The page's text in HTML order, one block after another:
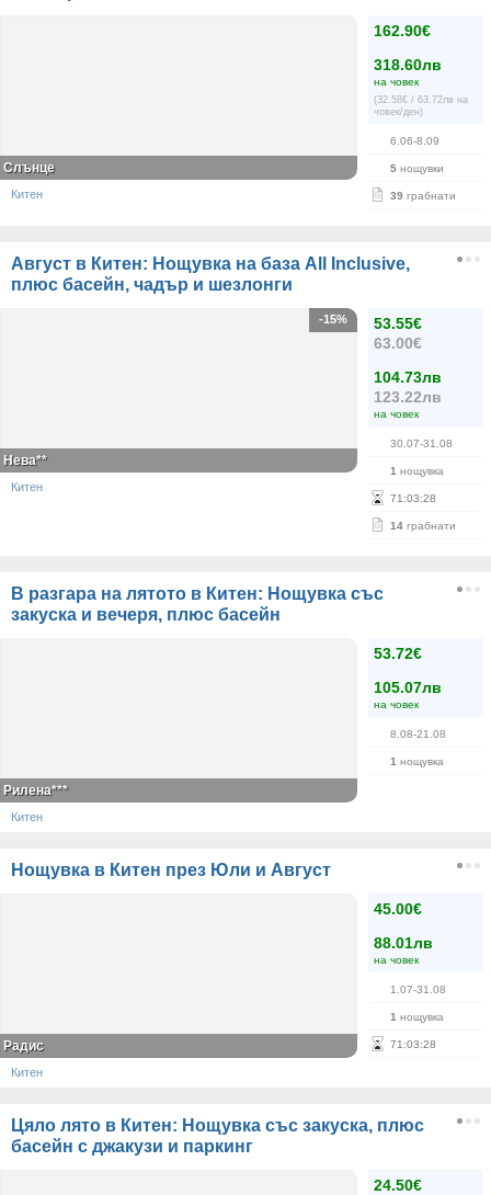
162.90€
318.60лв
на човек
(32.58€ / 63.72лв на
човек/ден)
6.06-8.09
5 нощувки
39 грабнати
Слънце
Китен
Август в Китен: Нощувка на база All Inclusive,
плюс басейн, чадър и шезлонги
53.55€
63.00€
104.73лв
123.22лв
на човек
30.07-31.08
1 нощувка
71 :03:28
14 грабнати
-15%
Нева**
Китен
В разгара на лятото в Китен: Нощувка със
закуска и вечеря, плюс басейн
53.72€
105.07лв
на човек
8.08-21.08
1 нощувка
Рилена***
Китен
Нощувка в Китен през Юли и Август
45.00€
88.01лв
на човек
1.07-31.08
1 нощувка
71 :03:28
Радис
Китен
Цяло лято в Китен: Нощувка със закуска, плюс
басейн с джакузи и паркинг
24.50€